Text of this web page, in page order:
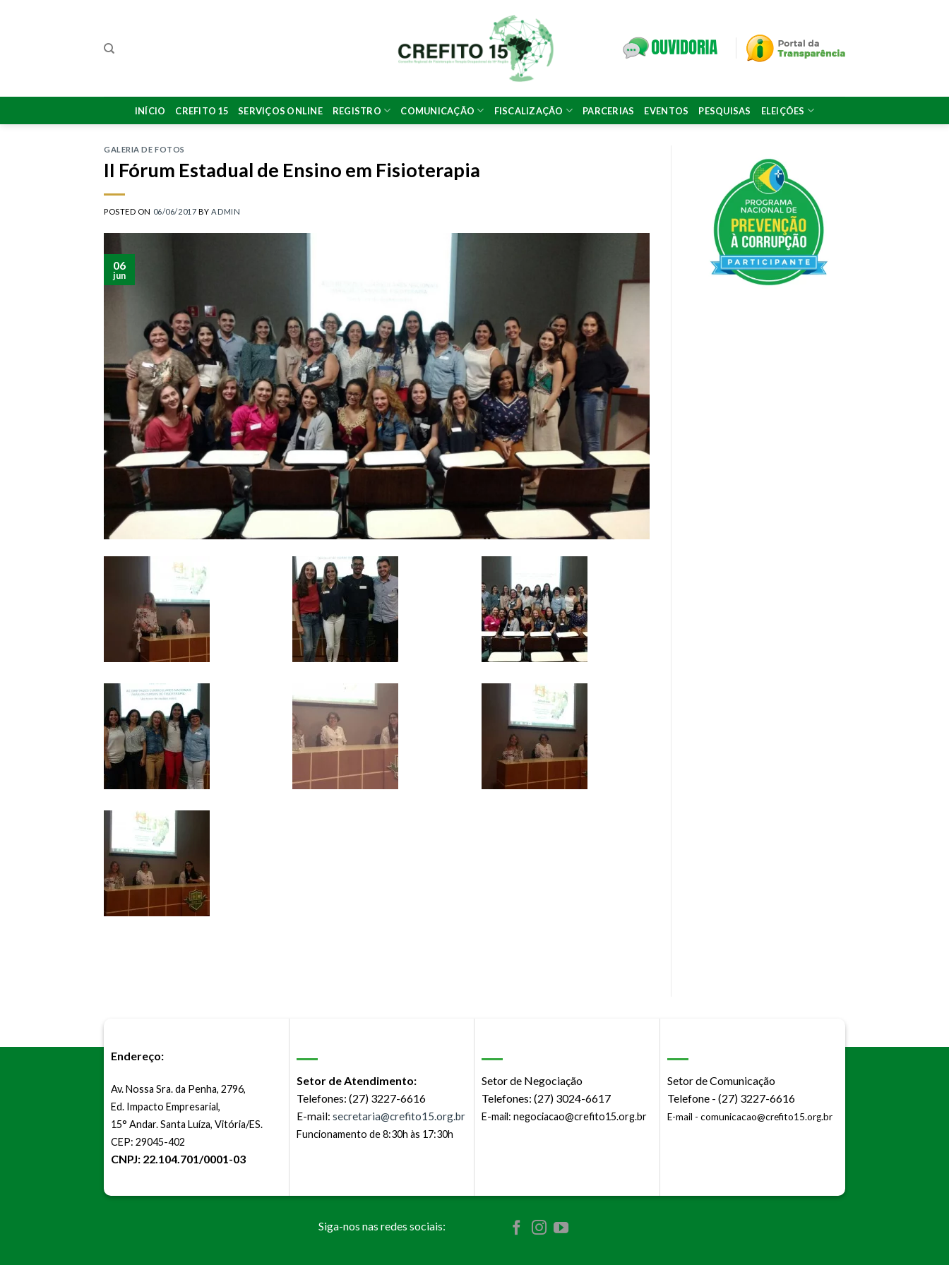
INÍCIO CREFITO 15 SERVIÇOS ONLINE REGISTRO COMUNICAÇÃO FISCALIZAÇÃO PARCERIAS EVENTOS PESQUISAS ELEIÇÕES
GALERIA DE FOTOS
II Fórum Estadual de Ensino em Fisioterapia
POSTED ON 06/06/2017 BY ADMIN
06
jun
Endereço:
Av. Nossa Sra. da Penha, 2796,
Ed. Impacto Empresarial,
15° Andar. Santa Luíza, Vitória/ES.
CEP: 29045-402
CNPJ: 22.104.701/0001-03
Setor de Atendimento:
Telefones: (27) 3227-6616
E-mail: secretaria@crefito15.org.br
Funcionamento de 8:30h às 17:30h
Setor de Negociação
Telefones: (27) 3024-6617
E-mail: negociacao@crefito15.org.br
Setor de Comunicação
Telefone - (27) 3227-6616
E-mail - comunicacao@crefito15.org.br
Siga-nos nas redes sociais: